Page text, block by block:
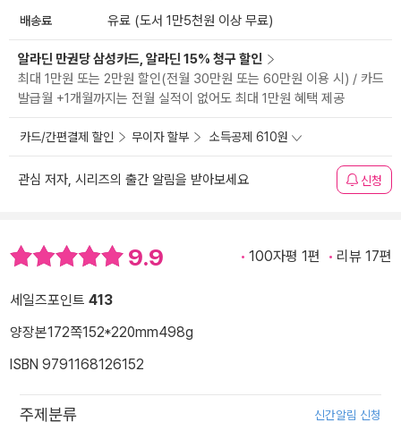
배송료 유료 (도서 1만5천원 이상 무료)
알라딘 만권당 삼성카드, 알라딘 15% 청구 할인
최대 1만원 또는 2만원 할인(전월 30만원 또는 60만원 이용 시) / 카드
발급월 +1개월까지는 전월 실적이 없어도 최대 1만원 혜택 제공
카드/간편결제 할인 무이자 할부 소득공제 610원
관심 저자, 시리즈의 출간 알림을 받아보세요 신청
9.9 100자평 1편 리뷰 17편
세일즈포인트 413
양장본172쪽152*220mm498g
ISBN 9791168126152
주제분류 신간알림 신청